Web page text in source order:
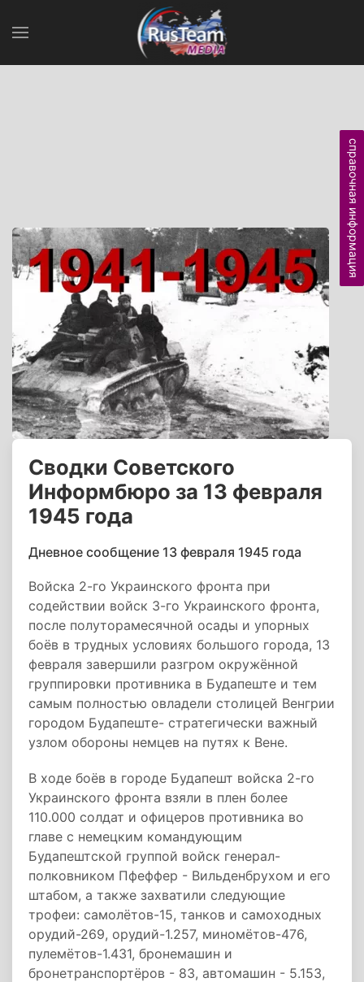
Сводки Советского
Информбюро за 13 февраля
1945 года
Дневное сообщение 13 февраля 1945 года
Войска 2-го Украинского фронта при
содействии войск 3-го Украинского фронта,
после полуторамесячной осады и упорных
боёв в трудных условиях большого города, 13
февраля завершили разгром окружённой
группировки противника в Будапеште и тем
самым полностью овладели столицей Венгрии
городом Будапеште- стратегически важный
узлом обороны немцев на путях к Вене.
В ходе боёв в городе Будапешт войска 2-го
Украинского фронта взяли в плен более
110.000 солдат и офицеров противника во
главе с немецким командующим
Будапештской группой войск генерал-
полковником Пфеффер - Вильденбрухом и его
штабом, а также захватили следующие
трофеи: самолётов-15, танков и самоходных
орудий-269, орудий-1.257, миномётов-476,
пулемётов-1.431, бронемашин и
бронетранспортёров - 83, автомашин - 5.153,
справочная информация